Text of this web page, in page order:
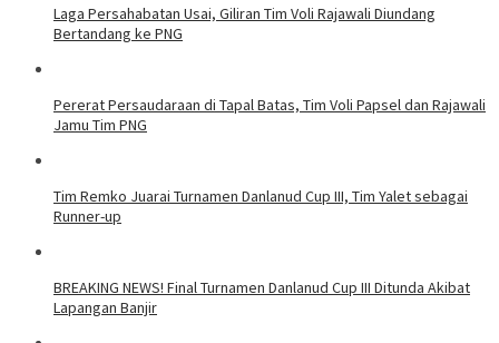
Laga Persahabatan Usai, Giliran Tim Voli Rajawali Diundang
Bertandang ke PNG
Pererat Persaudaraan di Tapal Batas, Tim Voli Papsel dan Rajawali
Jamu Tim PNG
Tim Remko Juarai Turnamen Danlanud Cup III, Tim Yalet sebagai
Runner-up
BREAKING NEWS! Final Turnamen Danlanud Cup III Ditunda Akibat
Lapangan Banjir